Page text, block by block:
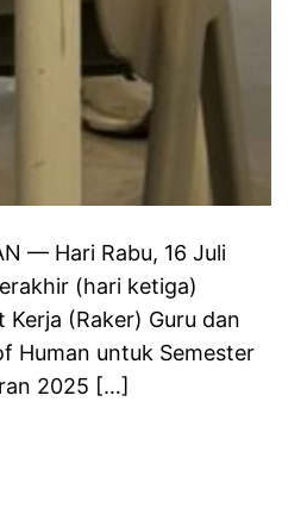
— Hari Rabu, 16 Juli
(hari ketiga)
Kerja (Raker) Guru dan
Human untuk Semester
2025 […]